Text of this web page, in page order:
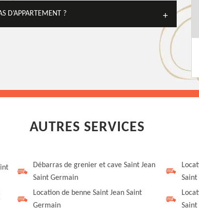
D’APPARTEMENT ?
AUTRES SERVICES
Débarras de grenier et cave Saint Jean
Saint Germain
Location de benne Saint Jean Saint
Germain